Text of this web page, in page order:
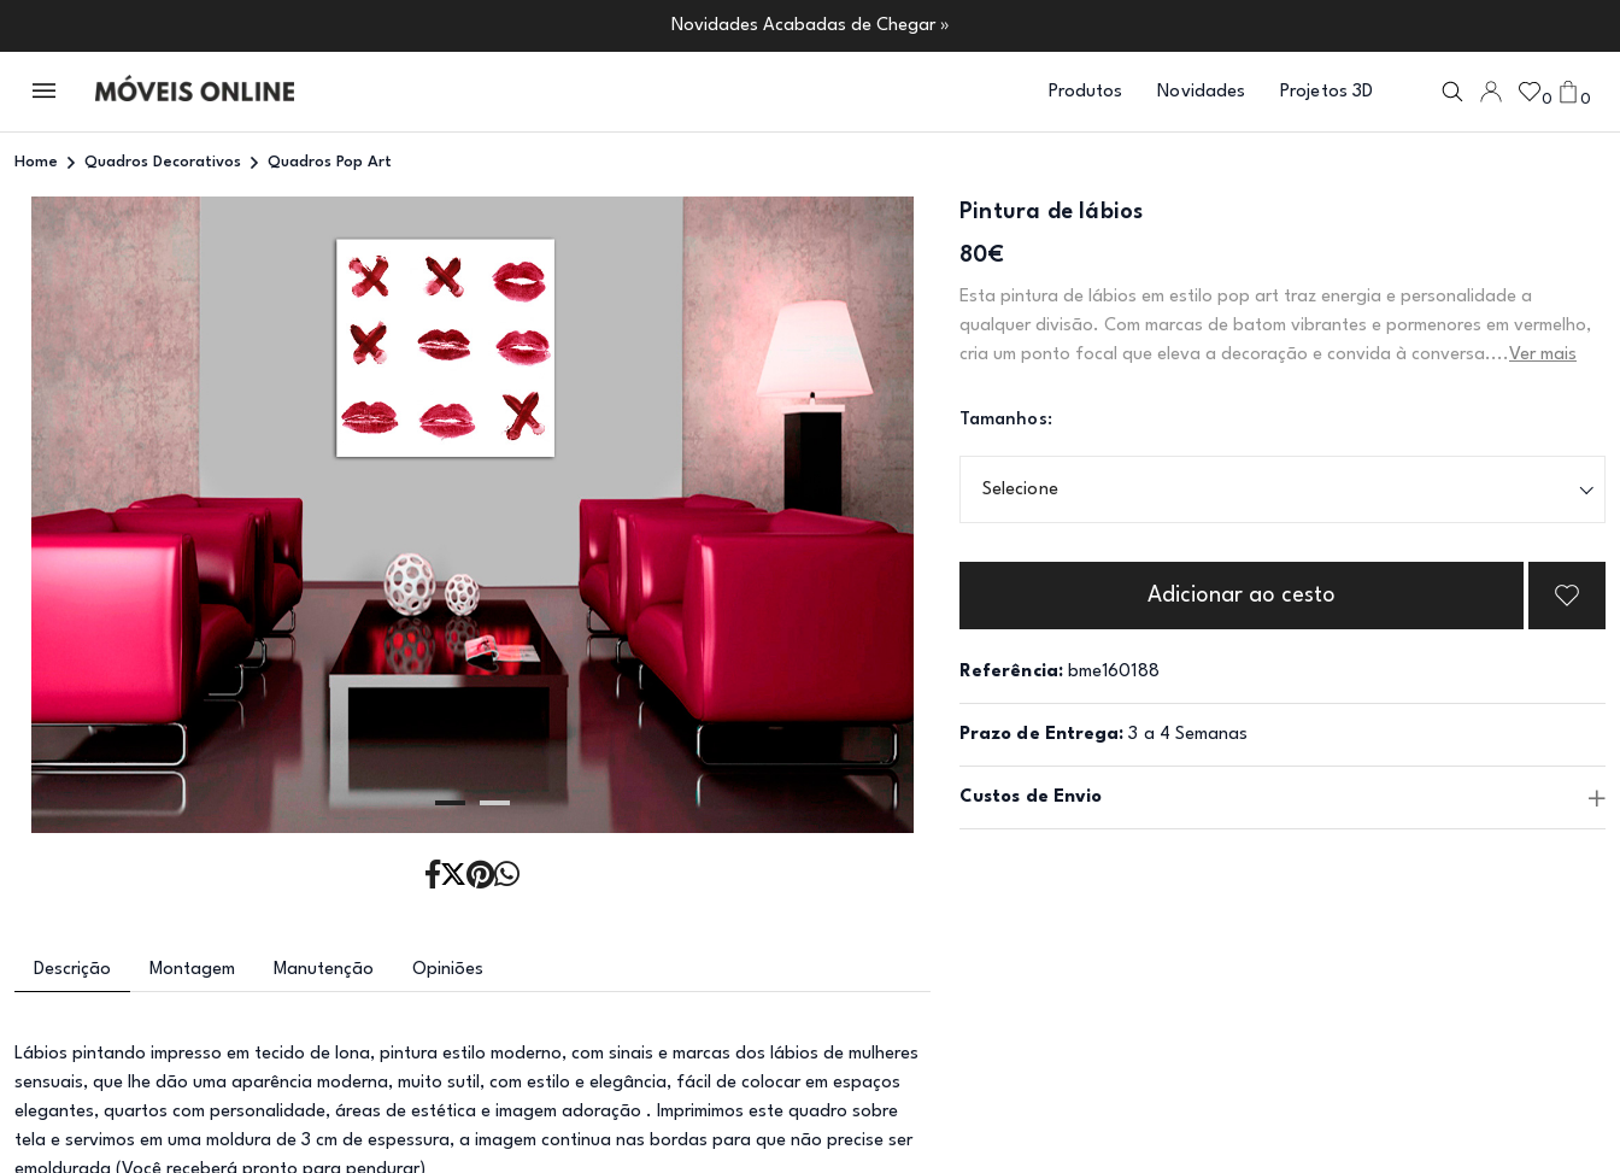
Novidades Acabadas de Chegar »
Produtos Novidades Projetos 3D 0 0
Home Quadros Decorativos Quadros Pop Art
Pintura de lábios
80€
Esta pintura de lábios em estilo pop art traz energia e personalidade a
qualquer divisão. Com marcas de batom vibrantes e pormenores em vermelho,
cria um ponto focal que eleva a decoração e convida à conversa.... Ver mais
Tamanhos:
Selecione
Adicionar ao cesto
Referência: bme160188
Prazo de Entrega: 3 a 4 Semanas
Custos de Envio
Descrição Montagem Manutenção Opiniões
Lábios pintando impresso em tecido de lona, pintura estilo moderno, com sinais e marcas dos lábios de mulheres
sensuais, que lhe dão uma aparência moderna, muito sutil, com estilo e elegância, fácil de colocar em espaços
elegantes, quartos com personalidade, áreas de estética e imagem adoração . Imprimimos este quadro sobre
tela e servimos em uma moldura de 3 cm de espessura, a imagem continua nas bordas para que não precise ser